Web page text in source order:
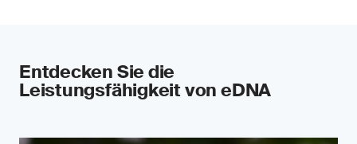
Entdecken Sie die
Leistungsfähigkeit von eDNA